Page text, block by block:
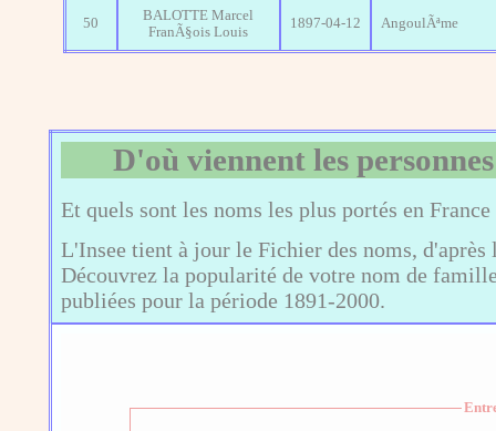
50
BALOTTE Marcel
FranÃ§ois Louis
1897-04-12 AngoulÃªme
D'où viennent les
Et quels sont les noms les plus portés en
L'Insee tient à jour le Fichier des noms,
Découvrez la popularité de votre nom de
publiées pour la période 1891-2000.